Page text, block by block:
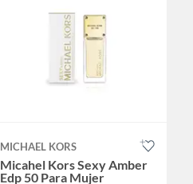
MICHAEL KORS
Micahel Kors Sexy Amber
Edp 50 Para Mujer